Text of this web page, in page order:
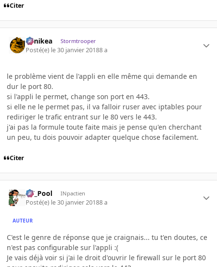
Citer
Minikea Stormtrooper
Posté(e) le 30 janvier 20188 a
le problème vient de l'appli en elle même qui demande en
dur le port 80.
si l'appli le permet, change son port en 443.
si elle ne le permet pas, il va falloir ruser avec iptables pour
rediriger le trafic entrant sur le 80 vers le 443.
j'ai pas la formule toute faite mais je pense qu'en cherchant
un peu, tu dois pouvoir adapter quelque chose facilement.
Citer
DT_Pool INpactien
Posté(e) le 30 janvier 20188 a
AUTEUR
C'est le genre de réponse que je craignais... tu t'en doutes, ce
n'est pas configurable sur l'appli :(
Je vais déjà voir si j'ai le droit d'ouvrir le firewall sur le port 80